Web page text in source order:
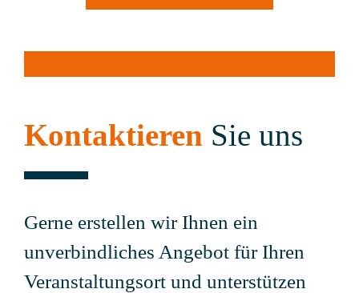
Kontaktieren Sie uns
Gerne erstellen wir Ihnen ein
unverbindliches Angebot für Ihren
Veranstaltungsort und unterstützen